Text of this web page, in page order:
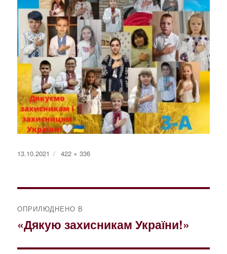
Оприлюднено
13.10.2021
Повний
422 × 336
записів
ОПРИЛЮДНЕНО В
«Дякую захисникам України!»